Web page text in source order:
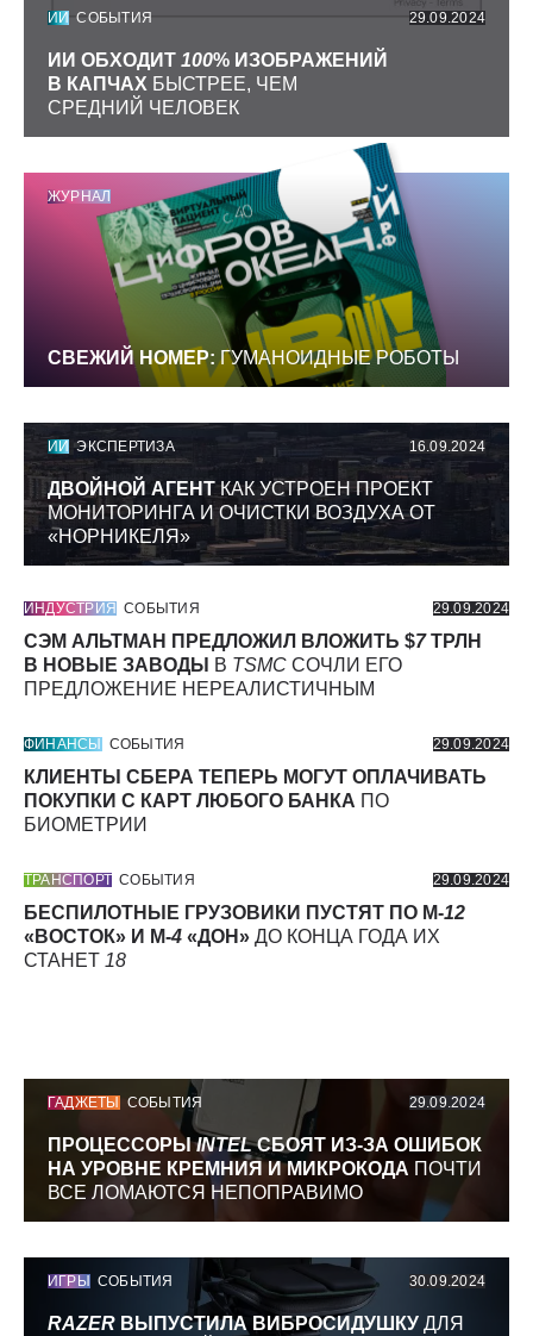
ИИ СОБЫТИЯ 29.09.2024
ИИ ОБХОДИТ 100% ИЗОБРАЖЕНИЙ
В КАПЧАХ БЫСТРЕЕ, ЧЕМ
СРЕДНИЙ ЧЕЛОВЕК
ЖУРНАЛ
СВЕЖИЙ НОМЕР: ГУМАНОИДНЫЕ РОБОТЫ
ИИ ЭКСПЕРТИЗА 16.09.2024
ДВОЙНОЙ АГЕНТКАК УСТРОЕН ПРОЕКТ
МОНИТОРИНГА И ОЧИСТКИ ВОЗДУХА ОТ
«НОРНИКЕЛЯ»
ИНДУСТРИЯ СОБЫТИЯ 29.09.2024
СЭМ АЛЬТМАН ПРЕДЛОЖИЛ ВЛОЖИТЬ $7ТРЛН
В НОВЫЕ ЗАВОДЫ
В TSMC СОЧЛИ ЕГО
ПРЕДЛОЖЕНИЕ НЕРЕАЛИСТИЧНЫМ
ФИНАНСЫ СОБЫТИЯ 29.09.2024
КЛИЕНТЫ СБЕРА ТЕПЕРЬ МОГУТ ОПЛАЧИВАТЬ
ПОКУПКИ С КАРТ ЛЮБОГО БАНКА ПО
БИОМЕТРИИ
ТРАНСПОРТ СОБЫТИЯ 29.09.2024
БЕСПИЛОТНЫЕ ГРУЗОВИКИ ПУСТЯТ ПО М-12
«ВОСТОК» И М-4 «ДОН» ДО КОНЦА ГОДА ИХ
СТАНЕТ 18
ГАДЖЕТЫ СОБЫТИЯ 29.09.2024
ПРОЦЕССОРЫINTELСБОЯТ ИЗ-ЗА ОШИБОК
НА УРОВНЕ КРЕМНИЯ И МИКРОКОДА ПОЧТИ
ВСЕ ЛОМАЮТСЯ НЕПОПРАВИМО
ИГРЫ СОБЫТИЯ 30.09.2024
RAZER ВЫПУСТИЛА ВИБРОСИДУШКУ ДЛЯ